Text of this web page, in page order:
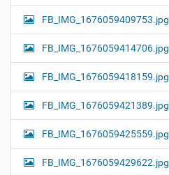
FB_IMG_1676059409753.jpg
FB_IMG_1676059414706.jpg
FB_IMG_1676059418159.jpg
FB_IMG_1676059421389.jpg
FB_IMG_1676059425559.jpg
FB_IMG_1676059429622.jpg